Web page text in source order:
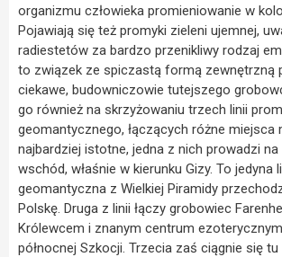
organizmu człowieka promieniowanie w
Pojawiają się też promyki zieleni ujemnej,
radiestetów za bardzo przenikliwy rodzaj
to związek ze spiczastą formą zewnętrzną
ciekawe, budowniczowie tutejszego
go również na skrzyżowaniu trzech linii
geomantycznego, łączących różne miejsca
najbardziej istotne, jedna z nich prowadzi na
wschód, właśnie w kierunku Gizy. To jedyna
geomantyczna z Wielkiej Piramidy
Polskę. Druga z linii łączy grobowiec
Królewcem i znanym centrum
północnej Szkocji. Trzecia zaś ciągnie się tu